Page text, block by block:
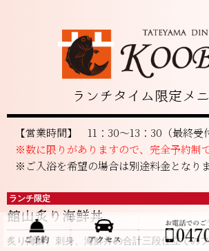
ランチタイム限定メ
【営業時間】 11：30～13：30（最終受
※数に限りがありますので、完全予約制
※ご入浴を希望の場合は別途料金となりま
ランチ限定
館山炙り海鮮丼
炙り海鮮、刺身、海鮮丼の合計三段仕立ての